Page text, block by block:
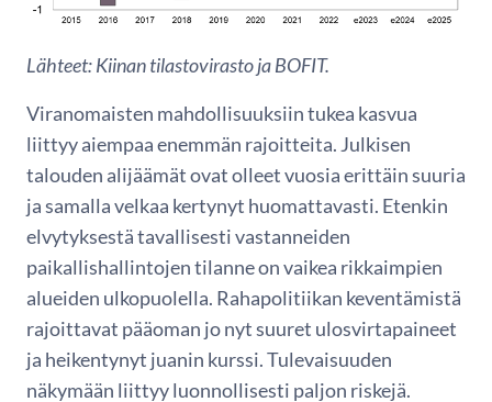
Lähteet: Kiinan tilastovirasto ja BOFIT.
Viranomaisten mahdollisuuksiin tukea kasvua
liittyy aiempaa enemmän rajoitteita. Julkisen
talouden alijäämät ovat olleet vuosia erittäin suuria
ja samalla velkaa kertynyt huomattavasti. Etenkin
elvytyksestä tavallisesti vastanneiden
paikallishallintojen tilanne on vaikea rikkaimpien
alueiden ulkopuolella. Rahapolitiikan keventämistä
rajoittavat pääoman jo nyt suuret ulosvirtapaineet
ja heikentynyt juanin kurssi. Tulevaisuuden
näkymään liittyy luonnollisesti paljon riskejä.